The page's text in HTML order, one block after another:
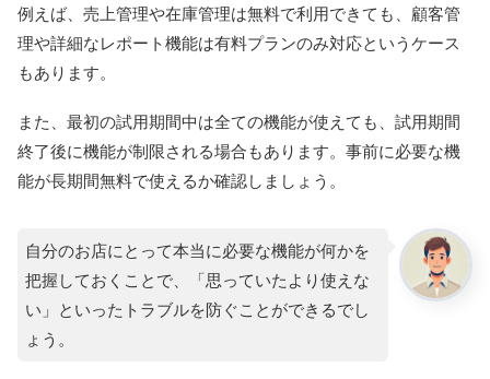
例えば、売上管理や在庫管理は無料で利用できても、顧客管
理や詳細なレポート機能は有料プランのみ対応というケース
もあります。
また、最初の試用期間中は全ての機能が使えても、試用期間
終了後に機能が制限される場合もあります。事前に必要な機
能が長期間無料で使えるか確認しましょう。
自分のお店にとって本当に必要な機能が何かを
把握しておくことで、「思っていたより使えな
い」といったトラブルを防ぐことができるでし
ょう。